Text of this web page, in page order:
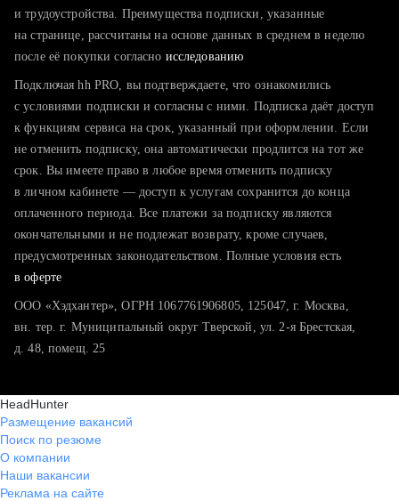
тратите много времени на поиск и вручную поднимаете
хотите сравнить себя с конкурентами и оценить шансы
и трудоустройства. Преимущества подписки, указанные
на странице, рассчитаны на основе данных в среднем в неделю
после её покупки согласно исследованию
Подключая hh PRO, вы подтверждаете, что ознакомились
с условиями подписки и согласны с ними. Подписка даёт доступ
к функциям сервиса на срок, указанный при оформлении. Если
не отменить подписку, она автоматически продлится на тот же
срок. Вы имеете право в любое время отменить подписку
в личном кабинете — доступ к услугам сохранится до конца
оплаченного периода. Все платежи за подписку являются
окончательными и не подлежат возврату, кроме случаев,
предусмотренных законодательством. Полные условия есть
в оферте
ООО «Хэдхантер», ОГРН 1067761906805, 125047, г. Москва,
вн. тер. г. Муниципальный округ Тверской, ул. 2-я Брестская,
д. 48, помещ. 25
HeadHunter
Размещение вакансий
Поиск по резюме
О компании
Наши вакансии
Реклама на сайте